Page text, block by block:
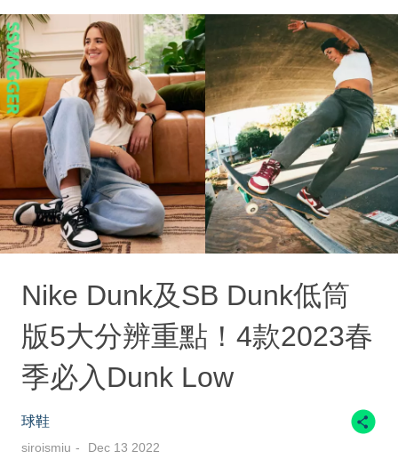
Nike Dunk及SB Dunk低筒
版5大分辨重點！4款2023春
季必入Dunk Low
球鞋
siroismiu Dec 13 2022